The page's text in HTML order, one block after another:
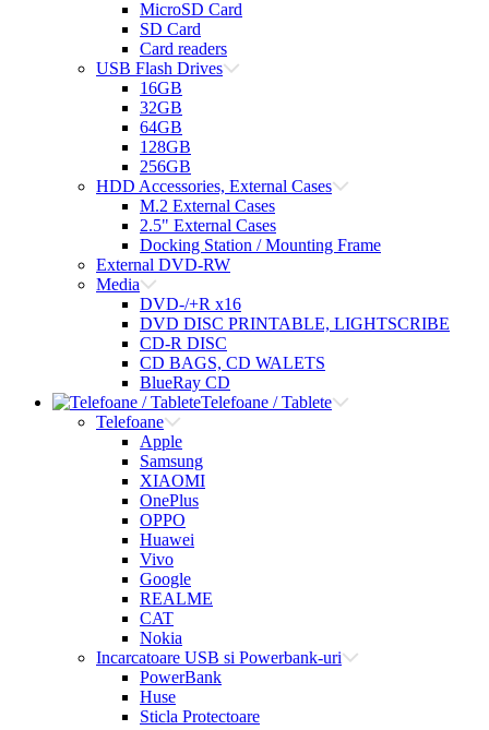
MicroSD Card
SD Card
Card readers
USB Flash Drives
16GB
32GB
64GB
128GB
256GB
HDD Accessories, External Cases
M.2 External Cases
2.5" External Cases
Docking Station / Mounting Frame
External DVD-RW
Media
DVD-/+R x16
DVD DISC PRINTABLE, LIGHTSCRIBE
CD-R DISC
CD BAGS, CD WALETS
BlueRay CD
Telefoane / Tablete
Telefoane
Apple
Samsung
XIAOMI
OnePlus
OPPO
Huawei
Vivo
Google
REALME
CAT
Nokia
Incarcatoare USB si Powerbank-uri
PowerBank
Huse
Sticla Protectoare